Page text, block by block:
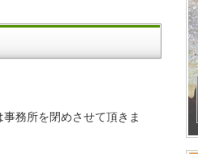
務所を閉めさせて頂きま